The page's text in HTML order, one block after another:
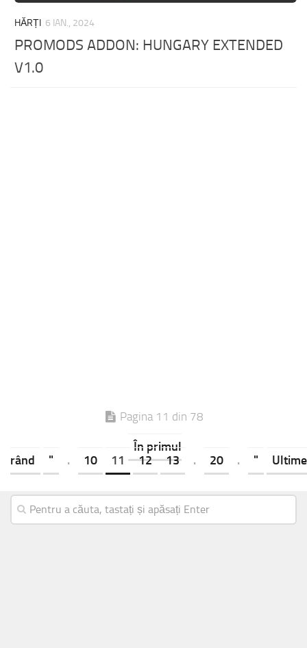
HĂRȚI 6 IAN., 2024
PROMODS ADDON: HUNGARY EXTENDED
V1.0
Pagina 11 din 78
În primul
rând
" . 10 11 12 13 . 20 . "